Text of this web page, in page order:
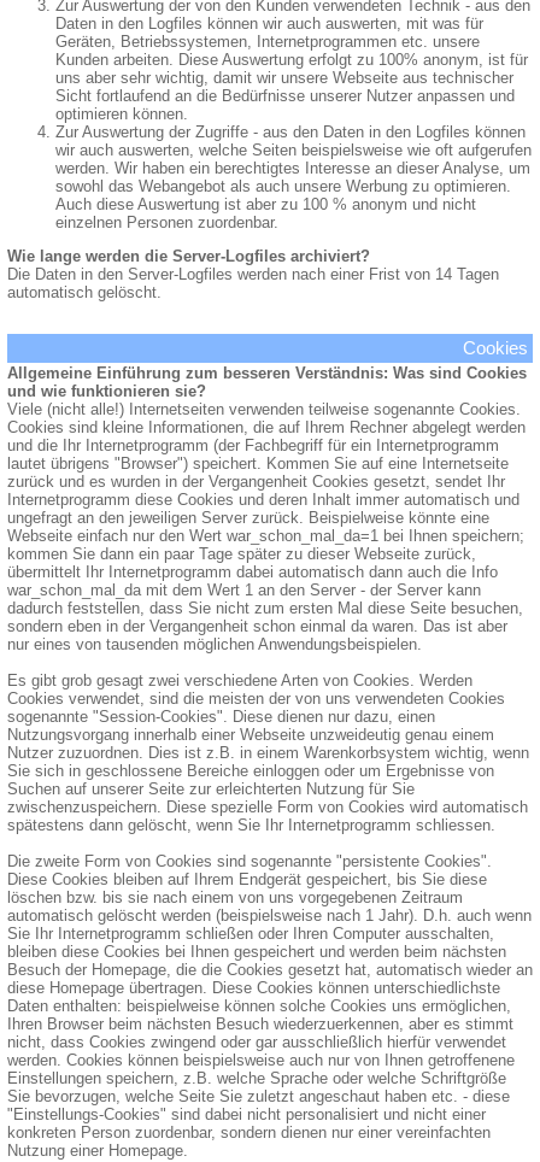
Zur Auswertung der von den Kunden verwendeten Technik - aus den
Daten in den Logfiles können wir auch auswerten, mit was für
Geräten, Betriebssystemen, Internetprogrammen etc. unsere
Kunden arbeiten. Diese Auswertung erfolgt zu 100% anonym, ist für
uns aber sehr wichtig, damit wir unsere Webseite aus technischer
Sicht fortlaufend an die Bedürfnisse unserer Nutzer anpassen und
optimieren können.
Zur Auswertung der Zugriffe - aus den Daten in den Logfiles können
wir auch auswerten, welche Seiten beispielsweise wie oft aufgerufen
werden. Wir haben ein berechtigtes Interesse an dieser Analyse, um
sowohl das Webangebot als auch unsere Werbung zu optimieren.
Auch diese Auswertung ist aber zu 100 % anonym und nicht
einzelnen Personen zuordenbar.
Wie lange werden die Server-Logfiles archiviert?
Die Daten in den Server-Logfiles werden nach einer Frist von 14 Tagen
automatisch gelöscht.
Cookies
Allgemeine Einführung zum besseren Verständnis: Was sind Cookies
und wie funktionieren sie?
Viele (nicht alle!) Internetseiten verwenden teilweise sogenannte Cookies.
Cookies sind kleine Informationen, die auf Ihrem Rechner abgelegt werden
und die Ihr Internetprogramm (der Fachbegriff für ein Internetprogramm
lautet übrigens "Browser") speichert. Kommen Sie auf eine Internetseite
zurück und es wurden in der Vergangenheit Cookies gesetzt, sendet Ihr
Internetprogramm diese Cookies und deren Inhalt immer automatisch und
ungefragt an den jeweiligen Server zurück. Beispielweise könnte eine
Webseite einfach nur den Wert war_schon_mal_da=1 bei Ihnen speichern;
kommen Sie dann ein paar Tage später zu dieser Webseite zurück,
übermittelt Ihr Internetprogramm dabei automatisch dann auch die Info
war_schon_mal_da mit dem Wert 1 an den Server - der Server kann
dadurch feststellen, dass Sie nicht zum ersten Mal diese Seite besuchen,
sondern eben in der Vergangenheit schon einmal da waren. Das ist aber
nur eines von tausenden möglichen Anwendungsbeispielen.
Es gibt grob gesagt zwei verschiedene Arten von Cookies. Werden
Cookies verwendet, sind die meisten der von uns verwendeten Cookies
sogenannte "Session-Cookies". Diese dienen nur dazu, einen
Nutzungsvorgang innerhalb einer Webseite unzweideutig genau einem
Nutzer zuzuordnen. Dies ist z.B. in einem Warenkorbsystem wichtig, wenn
Sie sich in geschlossene Bereiche einloggen oder um Ergebnisse von
Suchen auf unserer Seite zur erleichterten Nutzung für Sie
zwischenzuspeichern. Diese spezielle Form von Cookies wird automatisch
spätestens dann gelöscht, wenn Sie Ihr Internetprogramm schliessen.
Die zweite Form von Cookies sind sogenannte "persistente Cookies".
Diese Cookies bleiben auf Ihrem Endgerät gespeichert, bis Sie diese
löschen bzw. bis sie nach einem von uns vorgegebenen Zeitraum
automatisch gelöscht werden (beispielsweise nach 1 Jahr). D.h. auch wenn
Sie Ihr Internetprogramm schließen oder Ihren Computer ausschalten,
bleiben diese Cookies bei Ihnen gespeichert und werden beim nächsten
Besuch der Homepage, die die Cookies gesetzt hat, automatisch wieder an
diese Homepage übertragen. Diese Cookies können unterschiedlichste
Daten enthalten: beispielweise können solche Cookies uns ermöglichen,
Ihren Browser beim nächsten Besuch wiederzuerkennen, aber es stimmt
nicht, dass Cookies zwingend oder gar ausschließlich hierfür verwendet
werden. Cookies können beispielsweise auch nur von Ihnen getroffenene
Einstellungen speichern, z.B. welche Sprache oder welche Schriftgröße
Sie bevorzugen, welche Seite Sie zuletzt angeschaut haben etc. - diese
"Einstellungs-Cookies" sind dabei nicht personalisiert und nicht einer
konkreten Person zuordenbar, sondern dienen nur einer vereinfachten
Nutzung einer Homepage.